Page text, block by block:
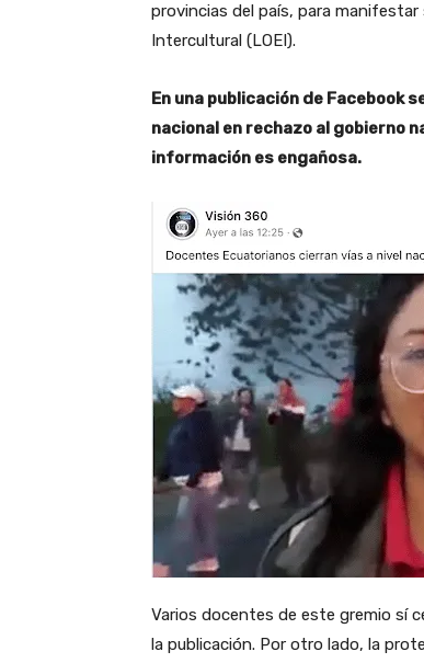
provincias del país, para
Intercultural (LOEI).
En una publicación de Facebook
nacional en rechazo al gobierno
información es engañosa.
Varios docentes de este gremio sí
la publicación. Por otro lado, la